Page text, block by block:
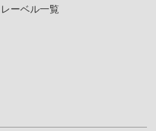
レーベル一覧